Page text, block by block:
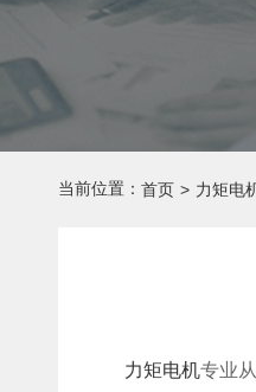
当前位置： 首页 > 力矩电
力矩电机专业